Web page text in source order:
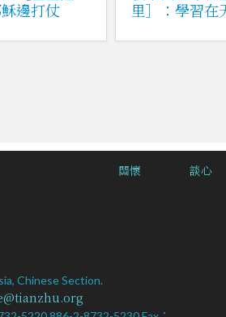
邊打仗
里］：學習在
關懷 談心
Chinese Section.